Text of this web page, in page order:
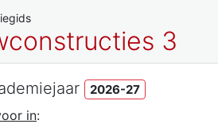
3
2026-27
in: